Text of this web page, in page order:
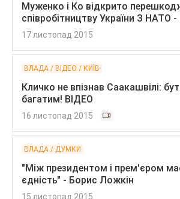
Муженко і Ко відкрито
співробітництву України З НАТО
17 листопад 2015
ВЛАДА / ВІДЕО / КИЇВ
Кличко не впізнав Саакашвілі:
багатим! ВІДЕО
16 листопад 2015
ВЛАДА / ДУМКИ
"Між президентом і прем'єром
єдність" - Борис Ложкін
15 листопад 2015